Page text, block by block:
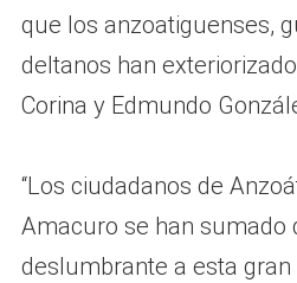
que los anzoatiguenses,
deltanos han
Corina y Edmundo
“Los ciudadanos de
Amacuro se han sumado
deslumbrante a esta gran